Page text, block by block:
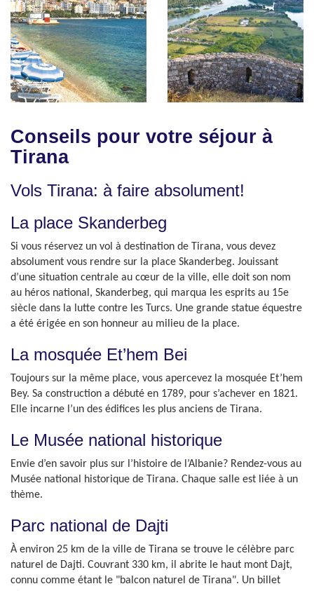
Conseils pour votre séjour à
Tirana
Vols Tirana: à faire absolument!
La place Skanderbeg
Si vous réservez un vol à destination de Tirana, vous devez
absolument vous rendre sur la place Skanderbeg. Jouissant
d’une situation centrale au cœur de la ville, elle doit son nom
au héros national, Skanderbeg, qui marqua les esprits au 15e
siècle dans la lutte contre les Turcs. Une grande statue équestre
a été érigée en son honneur au milieu de la place.
La mosquée Et’hem Bei
Toujours sur la même place, vous apercevez la mosquée Et’hem
Bey. Sa construction a débuté en 1789, pour s’achever en 1821.
Elle incarne l’un des édifices les plus anciens de Tirana.
Le Musée national historique
Envie d’en savoir plus sur l’histoire de l’Albanie? Rendez-vous au
Musée national historique de Tirana. Chaque salle est liée à un
thème.
Parc national de Dajti
À environ 25 km de la ville de Tirana se trouve le célèbre parc
naturel de Dajti. Couvrant 330 km, il abrite le haut mont Dajt,
connu comme étant le "balcon naturel de Tirana". Un billet